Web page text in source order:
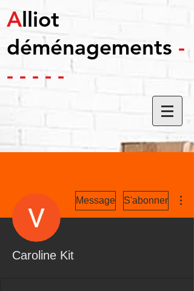
Alliot
déménagements -
- - - - -
Message S'abonner
Caroline Kit